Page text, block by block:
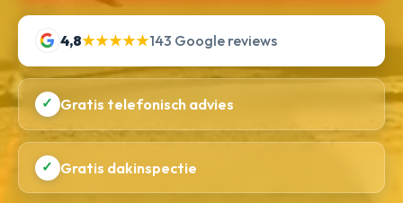
4,8★★★★★143 Google reviews
✓ Gratis telefonisch advies
✓ Gratis dakinspectie